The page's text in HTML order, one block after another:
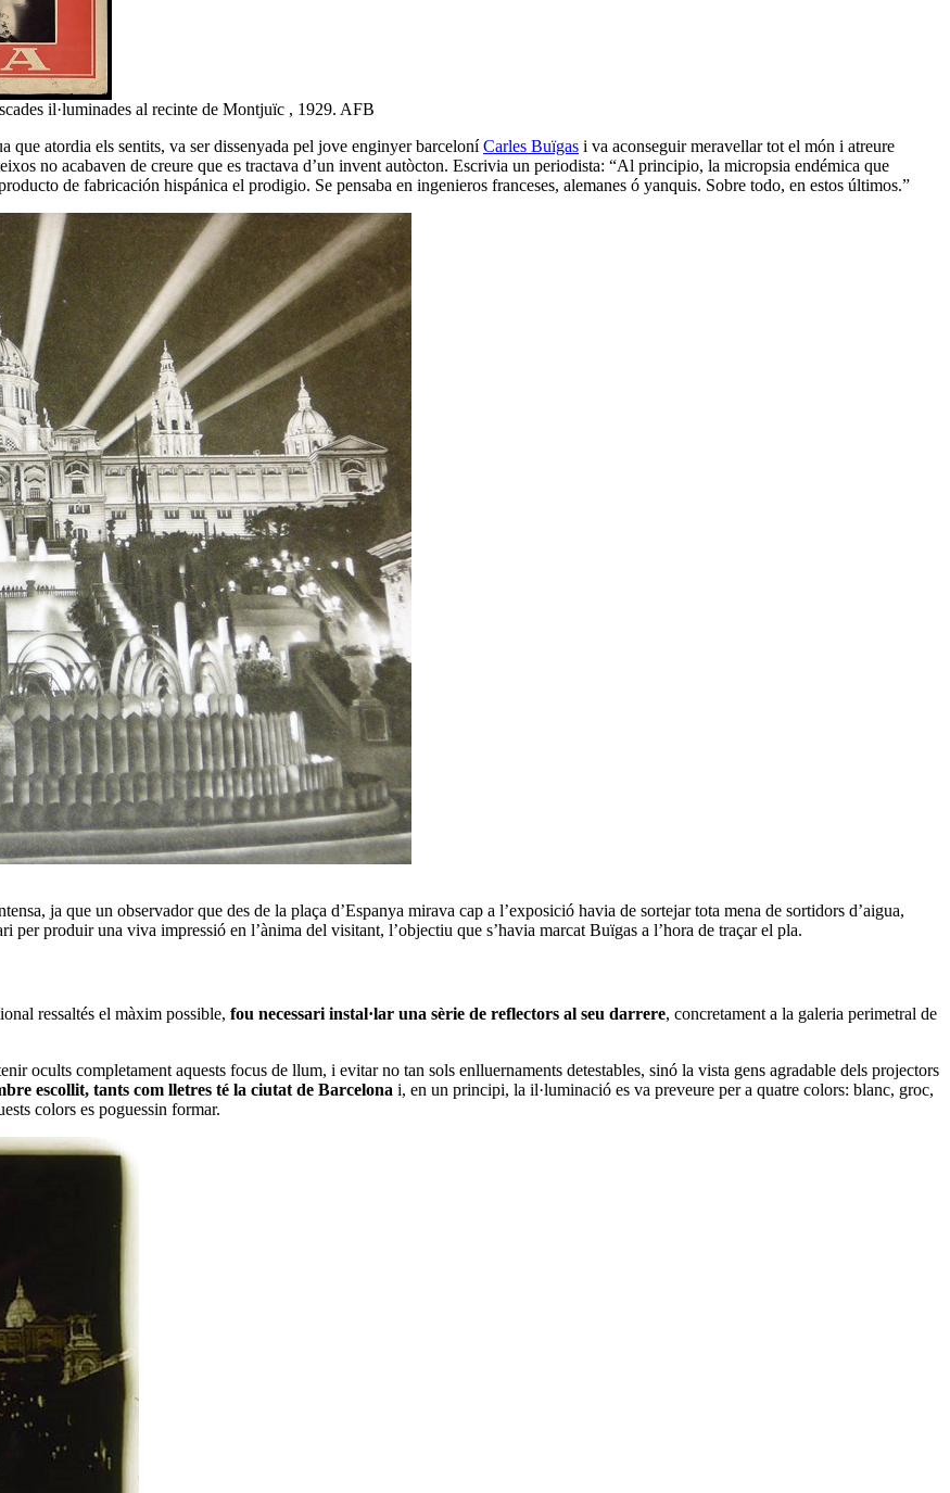
il·luminades al recinte de Montjuïc , 1929. AFB
que atordia els sentits, va ser dissenyada pel jove enginyer barceloníCarles Buïgas i va aconseguir meravellar tot el món i atreure
no acabaven de creure que es tractava d’un invent autòcton. Escrivia un periodista: “Al principio, la micropsia endémica que
de fabricación hispánica el prodigio. Se pensaba en ingenieros franceses, alemanes ó yanquis. Sobre todo, en estos últimos.”
ja que un observador que des de la plaça d’Espanya mirava cap a l’exposició havia de sortejar tota mena de sortidors d’aigua,
per produir una viva impressió en l’ànima del visitant, l’objectiu que s’havia marcat Buïgas a l’hora de traçar el pla.
ressaltés el màxim possible, fou necessari instal·lar una sèrie de reflectors al seu darrere, concretament a la galeria perimetral de
ocults completament aquests focus de llum, i evitar no tan sols enlluernaments detestables, sinó la vista gens agradable dels projectors
escollit, tants com lletres té la ciutat de Barcelona i, en un principi, la il·luminació es va preveure per a quatre colors: blanc, groc,
colors es poguessin formar.